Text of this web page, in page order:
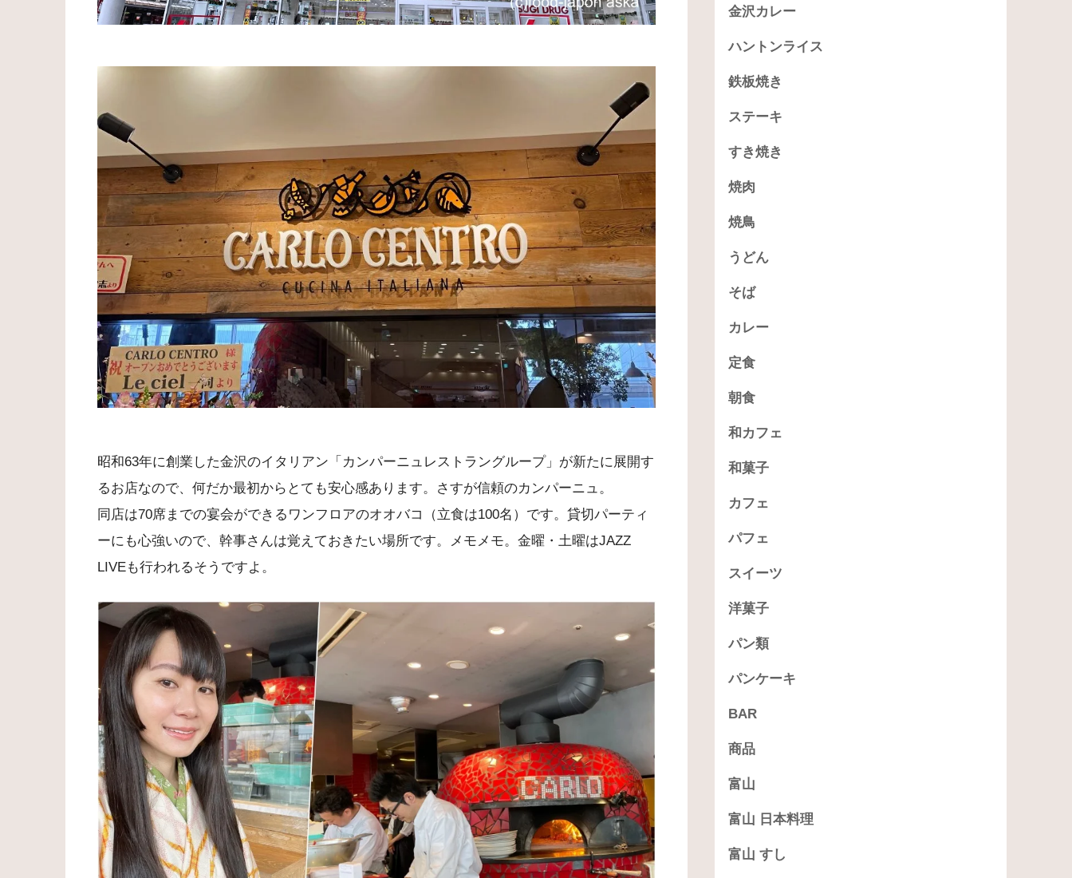
昭和63年に創業した金沢のイタリアン「カンパーニュレストラングループ」が新たに展開す
るお店なので、何だか最初からとても安心感あります。さすが信頼のカンパーニュ。
同店は70席までの宴会ができるワンフロアのオオバコ（立食は100名）です。貸切パーティ
ーにも心強いので、幹事さんは覚えておきたい場所です。メモメモ。金曜・土曜はJAZZ
LIVEも行われるそうですよ。
金沢カレー
ハントンライス
鉄板焼き
ステーキ
すき焼き
焼肉
焼鳥
うどん
そば
カレー
定食
朝食
和カフェ
和菓子
カフェ
パフェ
スイーツ
洋菓子
パン類
パンケーキ
BAR
商品
富山
富山 日本料理
富山 すし